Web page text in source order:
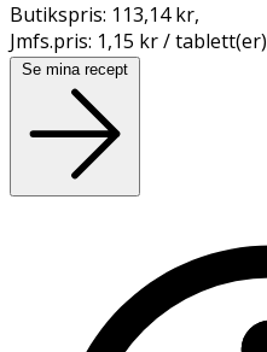
Butikspris: 113,14 kr,
Jmfs.pris: 1,15 kr / tablett(er)
Se mina recept